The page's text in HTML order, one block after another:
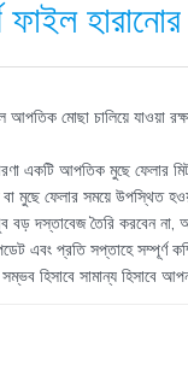
হারানোর
মোছা চালিয়ে যাওয়া
একটি আপতিক মুছে ফেলার
মুছে ফেলার সময়ে উপস্থিত
দস্তাবেজ তৈরি করবেন
এবং প্রতি সপ্তাহে সম্পূর্ণ
হিসাবে সামান্য হিসাবে